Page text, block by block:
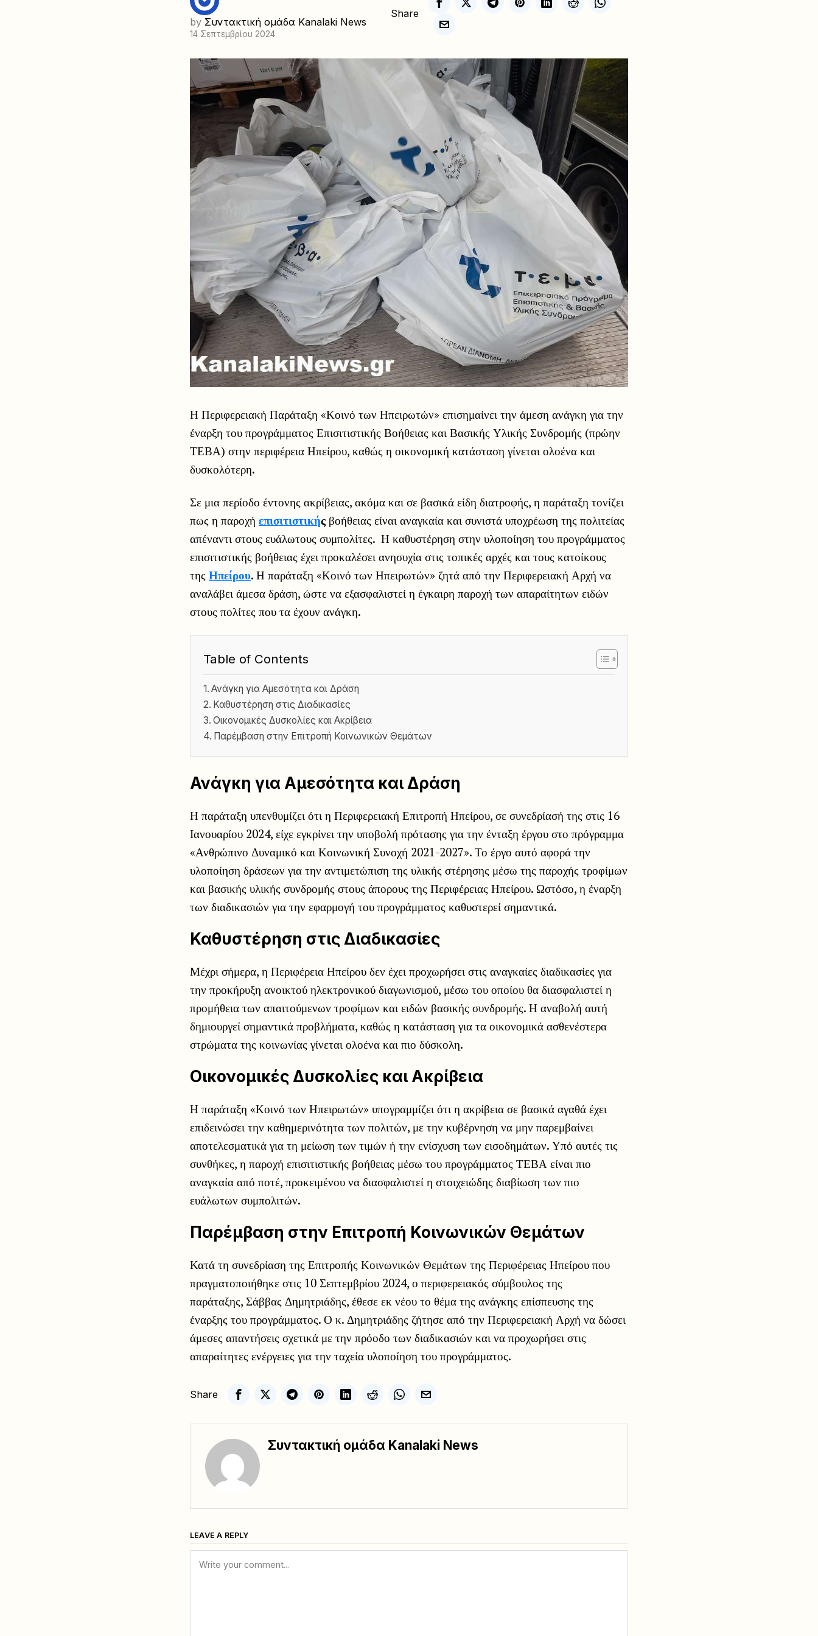
by Συντακτική ομάδα Kanalaki News
14 Σεπτεμβρίου 2024
Share
Η Περιφερειακή Παράταξη «Κοινό των Ηπειρωτών» επισημαίνει την άμεση ανάγκη για την
έναρξη του προγράμματος Επισιτιστικής Βοήθειας και Βασικής Υλικής Συνδρομής (πρώην
ΤΕΒΑ) στην περιφέρεια Ηπείρου, καθώς η οικονομική κατάσταση γίνεται ολοένα και
δυσκολότερη.
Σε μια περίοδο έντονης ακρίβειας, ακόμα και σε βασικά είδη διατροφής, η παράταξη τονίζει
πως η παροχή επισιτιστικής βοήθειας είναι αναγκαία και συνιστά υποχρέωση της πολιτείας
απέναντι στους ευάλωτους συμπολίτες. Η καθυστέρηση στην υλοποίηση του προγράμματος
επισιτιστικής βοήθειας έχει προκαλέσει ανησυχία στις τοπικές αρχές και τους κατοίκους
της Ηπείρου. Η παράταξη «Κοινό των Ηπειρωτών» ζητά από την Περιφερειακή Αρχή να
αναλάβει άμεσα δράση, ώστε να εξασφαλιστεί η έγκαιρη παροχή των απαραίτητων ειδών
στους πολίτες που τα έχουν ανάγκη.
Table of Contents
Ανάγκη για Αμεσότητα και Δράση
Καθυστέρηση στις Διαδικασίες
Οικονομικές Δυσκολίες και Ακρίβεια
Παρέμβαση στην Επιτροπή Κοινωνικών Θεμάτων
Ανάγκη για Αμεσότητα και Δράση
Η παράταξη υπενθυμίζει ότι η Περιφερειακή Επιτροπή Ηπείρου, σε συνεδρίασή της στις 16
Ιανουαρίου 2024, είχε εγκρίνει την υποβολή πρότασης για την ένταξη έργου στο πρόγραμμα
«Ανθρώπινο Δυναμικό και Κοινωνική Συνοχή 2021-2027». Το έργο αυτό αφορά την
υλοποίηση δράσεων για την αντιμετώπιση της υλικής στέρησης μέσω της παροχής τροφίμων
και βασικής υλικής συνδρομής στους άπορους της Περιφέρειας Ηπείρου. Ωστόσο, η έναρξη
των διαδικασιών για την εφαρμογή του προγράμματος καθυστερεί σημαντικά.
Καθυστέρηση στις Διαδικασίες
Μέχρι σήμερα, η Περιφέρεια Ηπείρου δεν έχει προχωρήσει στις αναγκαίες διαδικασίες για
την προκήρυξη ανοικτού ηλεκτρονικού διαγωνισμού, μέσω του οποίου θα διασφαλιστεί η
προμήθεια των απαιτούμενων τροφίμων και ειδών βασικής συνδρομής. Η αναβολή αυτή
δημιουργεί σημαντικά προβλήματα, καθώς η κατάσταση για τα οικονομικά ασθενέστερα
στρώματα της κοινωνίας γίνεται ολοένα και πιο δύσκολη.
Οικονομικές Δυσκολίες και Ακρίβεια
Η παράταξη «Κοινό των Ηπειρωτών» υπογραμμίζει ότι η ακρίβεια σε βασικά αγαθά έχει
επιδεινώσει την καθημερινότητα των πολιτών, με την κυβέρνηση να μην παρεμβαίνει
αποτελεσματικά για τη μείωση των τιμών ή την ενίσχυση των εισοδημάτων. Υπό αυτές τις
συνθήκες, η παροχή επισιτιστικής βοήθειας μέσω του προγράμματος ΤΕΒΑ είναι πιο
αναγκαία από ποτέ, προκειμένου να διασφαλιστεί η στοιχειώδης διαβίωση των πιο
ευάλωτων συμπολιτών.
Παρέμβαση στην Επιτροπή Κοινωνικών Θεμάτων
Κατά τη συνεδρίαση της Επιτροπής Κοινωνικών Θεμάτων της Περιφέρειας Ηπείρου που
πραγματοποιήθηκε στις 10 Σεπτεμβρίου 2024, ο περιφερειακός σύμβουλος της
παράταξης, Σάββας Δημητριάδης, έθεσε εκ νέου το θέμα της ανάγκης επίσπευσης της
έναρξης του προγράμματος. Ο κ. Δημητριάδης ζήτησε από την Περιφερειακή Αρχή να δώσει
άμεσες απαντήσεις σχετικά με την πρόοδο των διαδικασιών και να προχωρήσει στις
απαραίτητες ενέργειες για την ταχεία υλοποίηση του προγράμματος.
Share
Συντακτική ομάδα Kanalaki News
LEAVE A REPLY